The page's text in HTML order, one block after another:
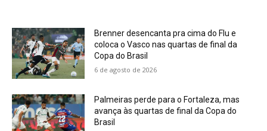
Brenner desencanta pra cima do Flu e
coloca o Vasco nas quartas de final da
Copa do Brasil
6 de agosto de 2026
Palmeiras perde para o Fortaleza, mas
avança às quartas de final da Copa do
Brasil